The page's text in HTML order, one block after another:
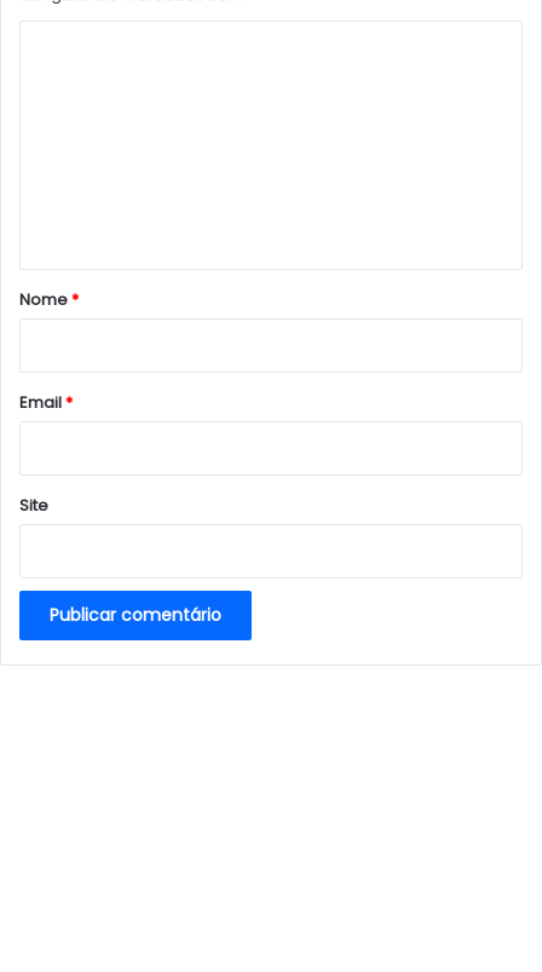
r
*
Nome*
Email*
Site